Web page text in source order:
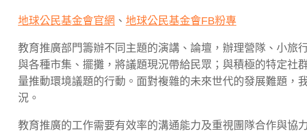
地球公民基金會官網 、 地球公民基金會FB粉專
教育推廣部門籌辦不同主題的演講、論壇，辦理營隊、小旅
與各種市集、擺攤，將議題現況帶給民眾；與積極的特定社
量推動環境議題的行動。面對複雜的未來世代的發展難題，
況。
教育推廣的工作需要有效率的溝通能力及重視團隊合作與協